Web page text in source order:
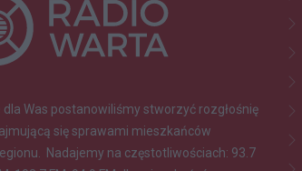
dla Was postanowiliśmy stworzyć rozgłośnię
się sprawami mieszkańców
Nadajemy na częstotliwościach: 93.7